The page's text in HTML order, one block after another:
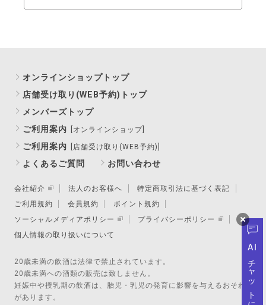
オンラインショップトップ
店舗受け取り(WEB予約)トップ
メンバーズトップ
ご利用案内
[オンラインショップ]
ご利用案内 [店舗受け取り(WEB予約)]
よくあるご質問 お問い合わせ
会社紹介 法人のお客様へ
特定商取引法に基づく表記
ご利用規約
会員規約
ポイント規約
ソーシャルメディアポリシー
プライバシーポリシー
個人情報の取り扱いについて
20歳未満の飲酒は法律で禁止されています。
20歳未満への酒類の販売は致しません。
妊娠中や授乳期の飲酒は、胎児・乳児の発育に影響を与えるおそれ
があります。
AI
チャットに質問